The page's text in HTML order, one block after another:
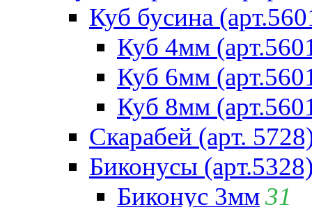
Куб бусина
Куб 4мм
Куб 6мм
Куб 8мм
Скарабей (арт.
Биконусы
Биконус 3мм31